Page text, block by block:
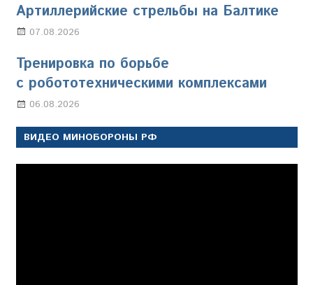
Артиллерийские стрельбы на Балтике
07.08.2026
Тренировка по борьбе
с робототехническими комплексами
06.08.2026
ВИДЕО МИНОБОРОНЫ РФ